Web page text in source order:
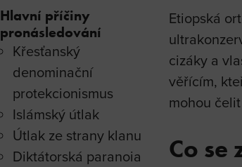
Hlavní příčiny
pronásledování
Křesťanský
denominační
protekcionismus
Islámský útlak
Útlak ze strany klanu
Diktátorská paranoia
Etiopská
cizáky a
věřícím,
mohou
Co se